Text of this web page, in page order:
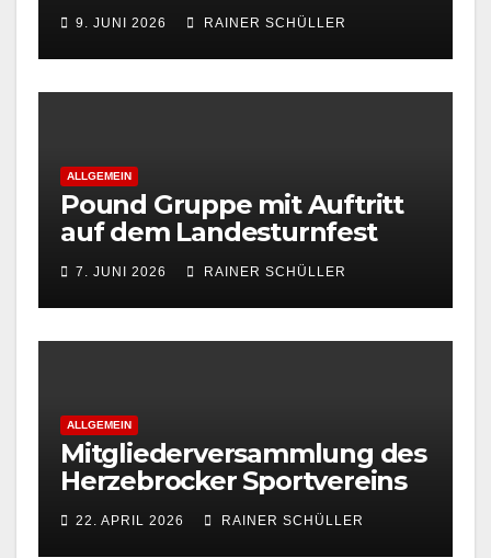
9. JUNI 2026 RAINER SCHÜLLER
ALLGEMEIN
Pound Gruppe mit Auftritt
auf dem Landesturnfest
7. JUNI 2026 RAINER SCHÜLLER
ALLGEMEIN
Mitgliederversammlung des
Herzebrocker Sportvereins
22. APRIL 2026 RAINER SCHÜLLER